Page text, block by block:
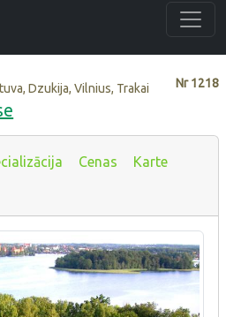
Nr1218
Dzukija, Vilnius, Trakai
Cenas Karte